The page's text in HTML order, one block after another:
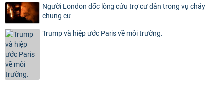
Người London dốc lòng cứu trợ cư dân trong vụ cháy
chung cư
Trump và hiệp ước Paris về môi trường.